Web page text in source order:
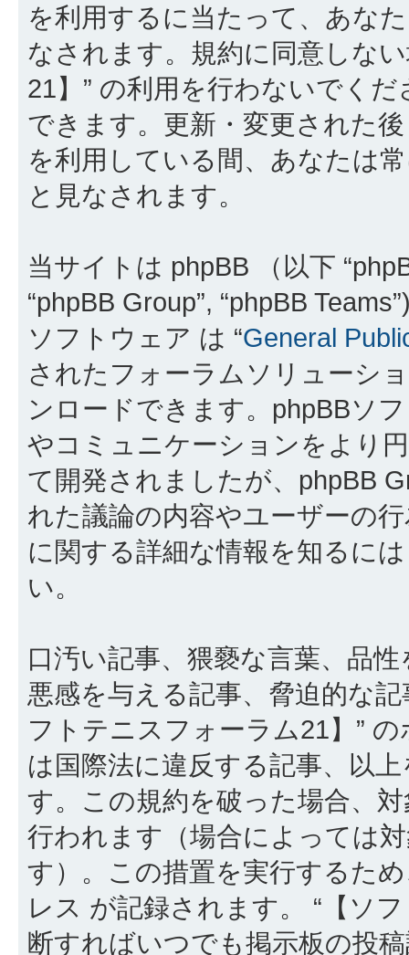
を利用するに当たって、あな
なされます。規約に同意しな
21】” の利用を行わないでく
できます。更新・変更された
を利用している間、あなたは
と見なされます。
当サイトは phpBB （以下
“phpBB Group”, “phpBB
ソフトウェア は “General
されたフォーラムソリューシ
ンロードできます。phpBBソ
やコミュニケーションをより
て開発されましたが、phpBB
れた議論の内容やユーザーの
に関する詳細な情報を知るに
い。
口汚い記事、猥褻な言葉、品
悪感を与える記事、脅迫的な
フトテニスフォーラム21】”
は国際法に違反する記事、以
す。この規約を破った場合、
行われます（場合によっては
す）。この措置を実行するた
レス が記録されます。 “【ソ
断すればいつでも掲示板の投